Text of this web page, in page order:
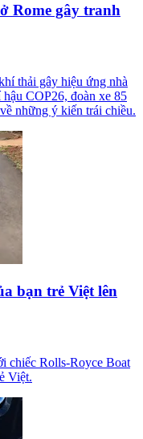
Rome gây tranh
thải gây hiệu ứng nhà
COP26, đoàn xe 85
những ý kiến trái chiều.
bạn trẻ Việt lên
chiếc Rolls-Royce Boat
Việt.